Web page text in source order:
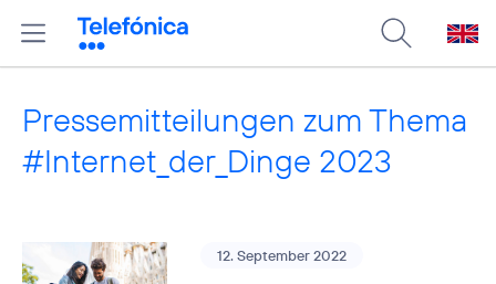
Pressemitteilungen zum Thema
#Internet_der_Dinge 2023
12. September 2022